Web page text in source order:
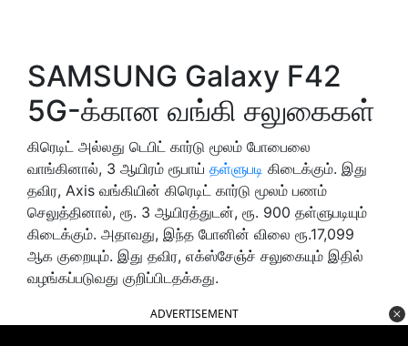
SAMSUNG Galaxy F42
5G-க்கான வங்கி சலுகைகள்
கிரெடிட் அல்லது டெபிட் கார்டு மூலம் போபைலை
வாங்கினால், 3 ஆயிரம் ரூபாய் தள்ளுபடி கிடைக்கும். இது
தவிர, Axis வங்கியின் கிரெடிட் கார்டு மூலம் பணம்
செலுத்தினால், ரூ. 3 ஆயிரத்துடன், ரூ. 900 தள்ளுபடியும்
கிடைக்கும். அதாவது, இந்த போனின் விலை ரூ.17,099
ஆக குறையும். இது தவிர, எக்ஸ்சேஞ்ச் சலுகையும் இதில்
வழங்கப்படுவது குறிப்பிடதக்கது.
ADVERTISEMENT